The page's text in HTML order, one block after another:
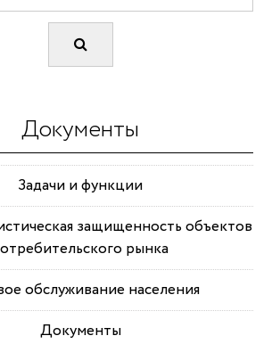
Документы
Задачи и функции
защищенность объектов
рынка
обслуживание населения
Документы